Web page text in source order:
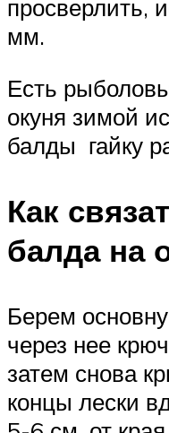
просверлить,
мм.
Есть
окуня зимой
балды гайку
Как
балда на
Берем
через нее
затем снова
концы лески